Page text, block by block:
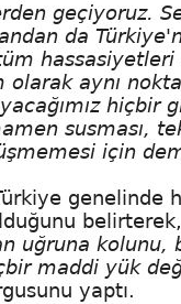
geçiyoruz.
da
hassasiyetleri
aynı
hiçbir
susması,
için
genelinde
belirterek,
uğruna kolunu,
maddi yük
yaptı.